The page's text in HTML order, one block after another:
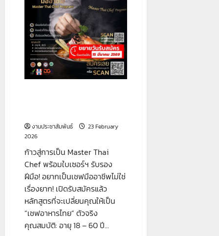
งานประชาสัมพันธ์
23 February
2026
ก้าวสู่การเป็น Master Thai
Chef พร้อมใบเซอร์ฯ รับรอง
ฝีมือ! อยากเป็นเชฟมืออาชีพไม่ใช่
เรื่องยาก! เปิดรับสมัครแล้ว
หลักสูตรที่จะเปลี่ยนคุณให้เป็น
“เชฟอาหารไทย” ตัวจริง
คุณสมบัติ: อายุ 18 – 60 ปี...